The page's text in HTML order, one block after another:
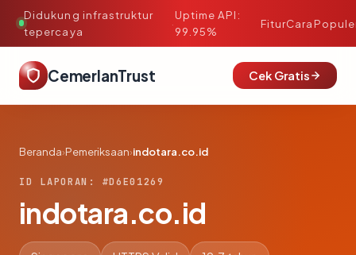
Didukung infrastruktur
tepercaya
·
Uptime API:
99.95%
FiturCara
CemerlanTrust Cek Gratis
Beranda›Pemeriksaan›indotara.co.id
ID LAPORAN: #D6E01269
indotara.co.id